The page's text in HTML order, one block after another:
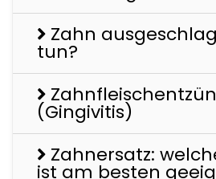
Zahn
tun?
(Gingivitis)
Zahnersatz:
ist am besten